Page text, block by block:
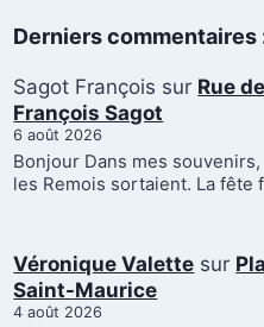
Derniers commentaires
Sagot François sur Rue
François Sagot
6 août 2026
Bonjour Dans mes
les Remois sortaient. La fête
Véronique Valette sur
Saint-Maurice
4 août 2026